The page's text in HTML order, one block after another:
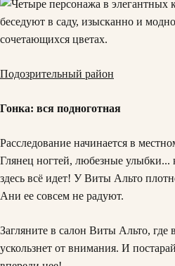
Подозрительный район
Гонка: вся подноготная
Расследование начинается в
Глянец ногтей, любезные улыбки...
здесь всё идет! У Виты Альто
Ани ее совсем не радуют.
Загляните в салон Виты Альто, где
ускользнет от внимания. И